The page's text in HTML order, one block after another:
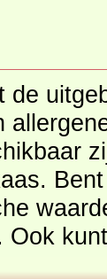
de
(Aldi)
. Bent u nieuwsgierig naar andere producten
dan naar de
Ook